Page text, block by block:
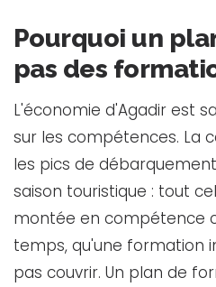
Pourquoi un
pas des
L'économie d'Agadir est
sur les compétences. La
les pics de
saison touristique : tout
montée en compétence
temps, qu'une formation
pas couvrir. Un plan de